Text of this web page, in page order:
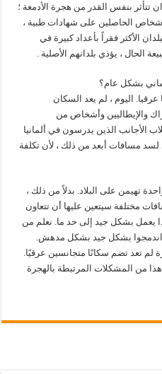
تتأثر بنفس القدر من هجرة الأدمغة ؛
الحاصلين على شهادات طبية ،
الأكثر فقراً بأعداد كبيرة في
الحال ، يؤذي بلدانهم الأصلية .
بشكل عام؟
اليوم ، لم يعد السكان
والإيطاليين وأشخاص من
الأجانب الذين يدرسون في ألمانيا
مسافات أبعد من ذلك ، لأن تكلفة
تهيمن على البلاد. بدلاً من ذلك ،
مختلفة سيتعين عليها أن تتعاون
يعمل بشكل جيد إلى حد ما. نعلم من
اندمجوا بشكل جيد بشكل مدهش.
لم تعد تضم سكانًا متجانسين عرقيًا.
من المشكلات المرتبطة بالهجرة